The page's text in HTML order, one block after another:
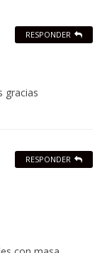
gracias
RESPONDER
RESPONDER